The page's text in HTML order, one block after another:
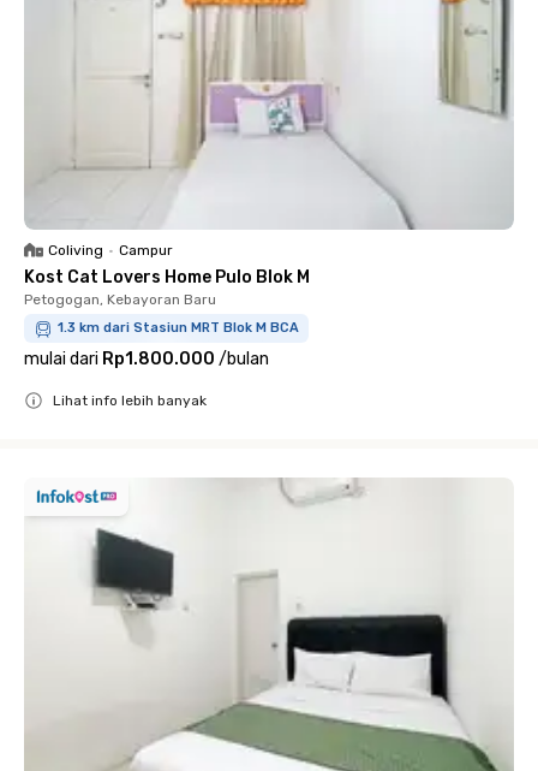
Coliving • Campur
Kost Cat Lovers Home Pulo Blok M
Petogogan, Kebayoran Baru
1.3 km dari Stasiun MRT Blok M BCA
mulai dari Rp1.800.000 /bulan
Lihat info lebih banyak